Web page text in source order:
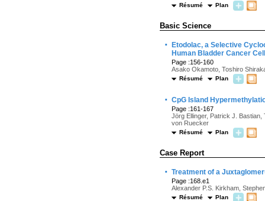
Résumé Plan
Basic Science
·
Etodolac, a Selective
Human Bladder Cancer
Page :156-160
Asako Okamoto, Toshiro
Résumé Plan
· CpG Island
Page :161-167
Jörg Ellinger, Patrick J. Bastian,
von Ruecker
Résumé Plan
Case Report
· Treatment of a
Page :168.e1
Alexander P.S. Kirkham,
Résumé Plan